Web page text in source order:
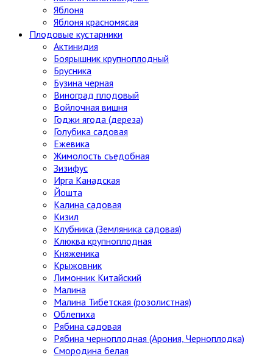
Яблоня
Яблоня красномясая
Плодовые кустарники
Актинидия
Боярышник крупноплодный
Брусника
Бузина черная
Виноград плодовый
Войлочная вишня
Годжи ягода (дереза)
Голубика садовая
Ежевика
Жимолость съедобная
Зизифус
Ирга Канадская
Йошта
Калина садовая
Кизил
Клубника (Земляника садовая)
Клюква крупноплодная
Княженика
Крыжовник
Лимонник Китайский
Малина
Малина Тибетская (розолистная)
Облепиха
Рябина садовая
Рябина черноплодная (Арония, Черноплодка)
Смородина белая